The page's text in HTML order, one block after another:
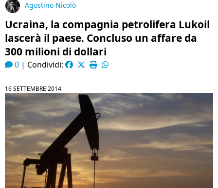
Agostino Nicolò
Ucraina, la compagnia petrolifera Lukoil
lascerà il paese. Concluso un affare da
300 milioni di dollari
0 | Condividi:
16 SETTEMBRE 2014